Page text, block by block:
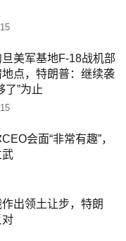
美军基地F-18战机部
点，特朗普：继续袭
了”为止
会面“非常有趣”，
武
出领土让步，特朗
对